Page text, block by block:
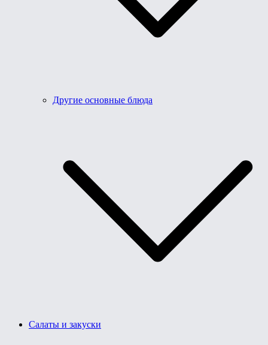
Другие основные блюда
Салаты и закуски